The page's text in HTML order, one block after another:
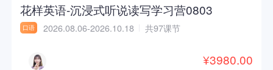
花样英语-沉浸式听说读写学习营0803
口语 2026.08.06-2026.10.18 共97课节
¥3980.00